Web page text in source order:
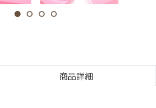
商品詳細